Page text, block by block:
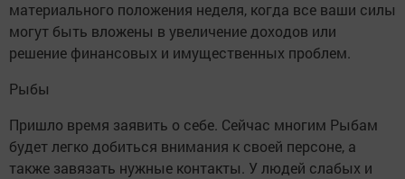
материального положения неделя, когда все ваши силы
могут быть вложены в увеличение доходов или
решение финансовых и имущественных проблем.
Рыбы
Пришло время заявить о себе. Сейчас многим Рыбам
будет легко добиться внимания к своей персоне, а
также завязать нужные контакты. У людей слабых и